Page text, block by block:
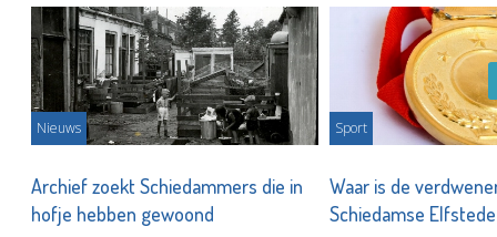
Nieuws
Archief zoekt Schiedammers die in
hofje hebben gewoond
Sport
Waar is de
Schiedamse